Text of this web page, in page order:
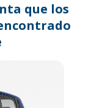
que los